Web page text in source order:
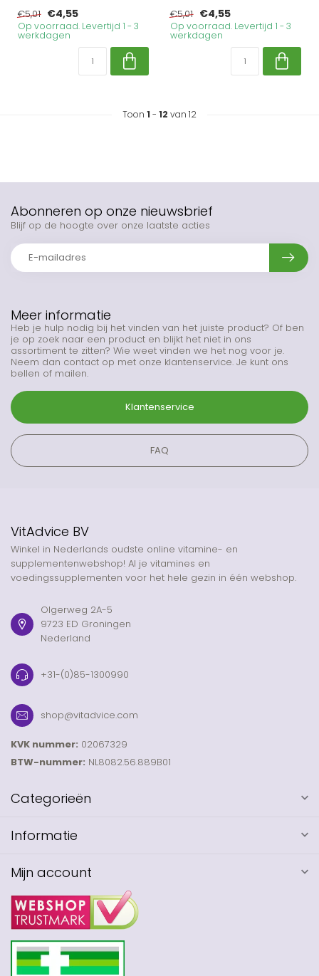
€5,01 €4,55
Op voorraad. Levertijd 1 - 3
werkdagen
€5,01 €4,55
Op voorraad. Levertijd 1 - 3
werkdagen
Toon 1 - 12 van 12
Meer informatie
Heb je hulp nodig bij het vinden van het juiste product? Of ben
je op zoek naar een product en blijkt het niet in ons
assortiment te zitten? Wie weet vinden we het nog voor je.
Neem dan contact op met onze klantenservice. Je kunt ons
bellen of mailen.
Klantenservice
FAQ
Abonneren op onze nieuwsbrief
Blijf op de hoogte over onze laatste acties
VitAdvice BV
Winkel in Nederlands oudste online vitamine- en
supplementenwebshop! Al je vitamines en
voedingssupplementen voor het hele gezin in één webshop.
Olgerweg 2A-5
9723 ED Groningen
Nederland
+31-(0)85-1300990
shop@vitadvice.com
KVK nummer: 02067329
BTW-nummer: NL8082.56.889B01
Categorieën
Informatie
Mijn account